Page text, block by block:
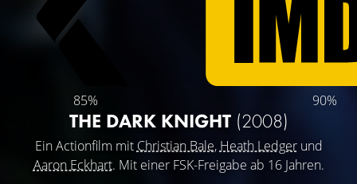
85% 90%
THE DARK KNIGHT (2008)
Ein Actionfilm mit Christian Bale, Heath Ledgerund
Aaron Eckhart. Mit einer FSK-Freigabe ab 16 Jahren.